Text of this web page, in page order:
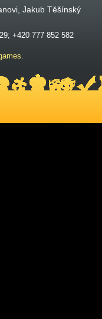
Jakub Těšínský
+420 777 852 582
.